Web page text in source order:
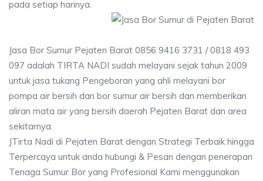
pada setiap harinya.
Jasa Bor Sumur Pejaten Barat 0856 9416 3731 / 0818 493
097 adalah TIRTA NADI sudah melayani sejak tahun 2009
untuk jasa tukang Pengeboran yang ahli melayani bor
pompa air bersih dan bor sumur air bersih dan memberikan
aliran mata air yang bersih daerah Pejaten Barat dan area
sekitarnya.
JTirta Nadi di Pejaten Barat dengan Strategi Terbaik hingga
Terpercaya untuk anda hubungi & Pesan dengan penerapan
Tenaga Sumur Bor yang Profesional Kami menggunakan